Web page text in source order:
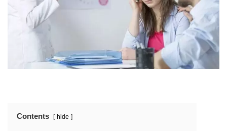
Contents hide